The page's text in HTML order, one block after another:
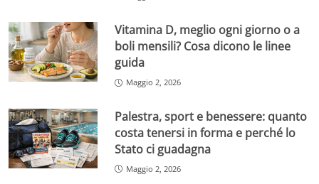
Vitamina D, meglio ogni giorno o a
boli mensili? Cosa dicono le linee
guida
Maggio 2, 2026
Palestra, sport e benessere: quanto
costa tenersi in forma e perché lo
Stato ci guadagna
Maggio 2, 2026